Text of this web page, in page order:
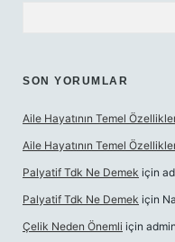
SON YORUMLAR
Aile Hayatının Temel
Aile Hayatının Temel
Palyatif Tdk Ne Demek için
Palyatif Tdk Ne Demek için
Çelik Neden Önemli için admin